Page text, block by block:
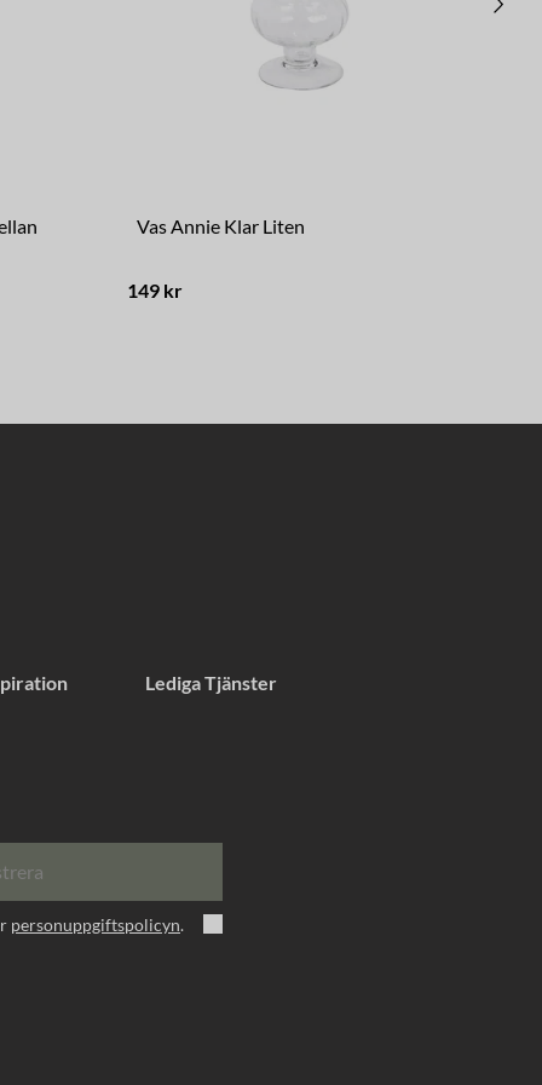
Vas Annie Klar Liten
149 kr
Lediga Tjänster
personuppgiftspolicyn.